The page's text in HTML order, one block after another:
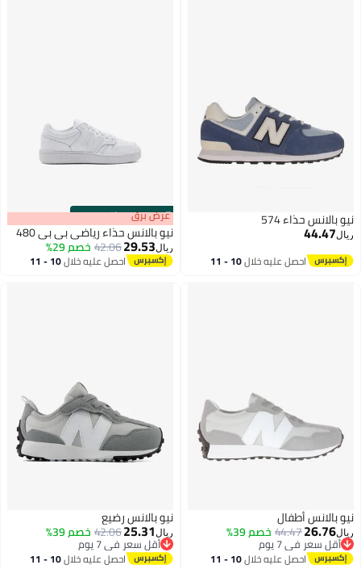
نيو بالانس حذاء 574
ريال44.47
احصل عليه خلال 10 - 11
00m:00s
·باقي 100% عرض برق
نيو بالانس حذاء رياضي بي بي 480
ريال29.53
42.06خصم 29%
احصل عليه خلال 10 - 11
نيو بالانس أطفال
ريال26.76
44.47خصم 39%
أقل سعر في 7 يوم
أقل سعر في 7 يوماحصل عليه خلال 10 - 11
نيو بالانس رضيع
ريال25.31
42.06خصم 39%
أقل سعر في 7 يوم
أقل سعر في 7 يوماحصل عليه خلال 10 - 11